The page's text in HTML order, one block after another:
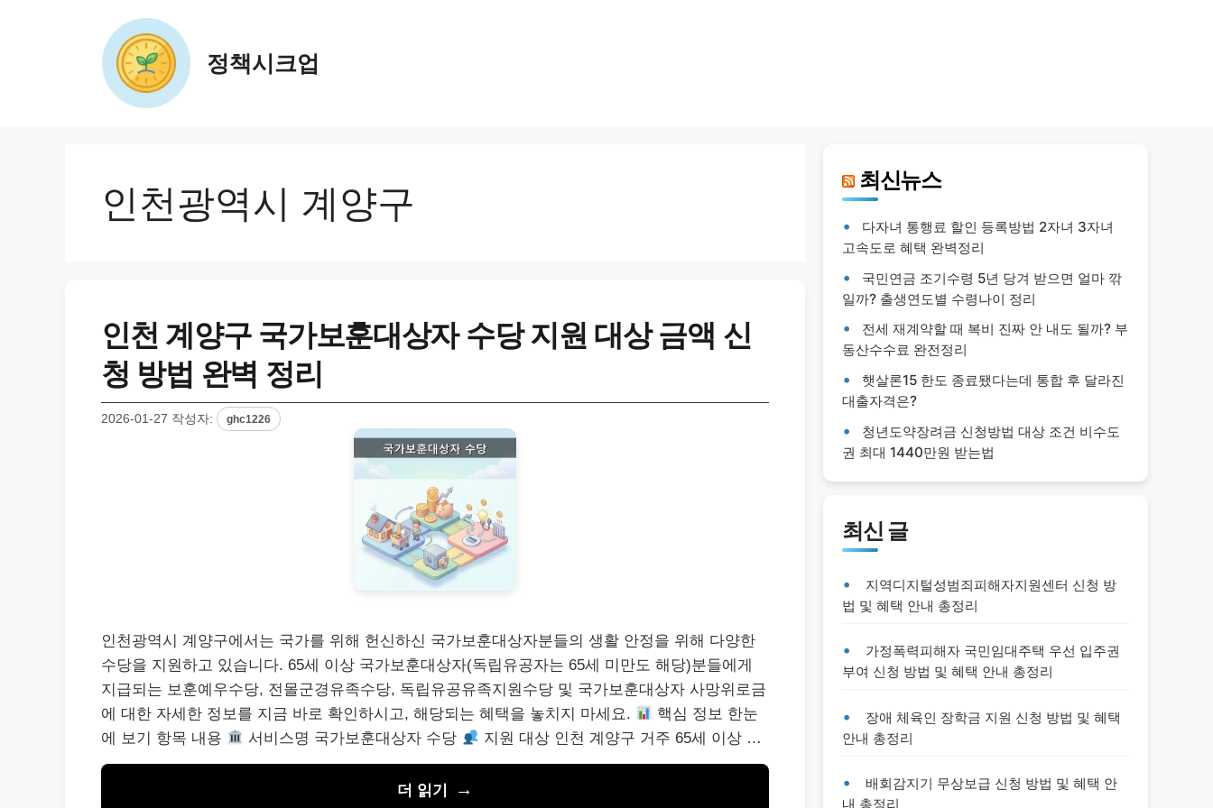
정책시크업
인천광역시 계양구
인천 계양구 국가보훈대상자 수당 지원 대상 금액 신
청 방법 완벽 정리
2026-01-27 작성자: ghc1226
인천광역시 계양구에서는 국가를 위해 헌신하신 국가보훈대상자분들의 생활 안정을 위해 다양한
수당을 지원하고 있습니다. 65세 이상 국가보훈대상자(독립유공자는 65세 미만도 해당)분들에게
지급되는 보훈예우수당, 전몰군경유족수당, 독립유공유족지원수당 및 국가보훈대상자 사망위로금
에 대한 자세한 정보를 지금 바로 확인하시고, 해당되는 혜택을 놓치지 마세요.
핵심 정보 한눈
에 보기 항목 내용
서비스명 국가보훈대상자 수당 지원 대상 인천 계양구 거주 65세 이상 …
더 읽기
최신뉴스
다자녀 통행료 할인 등록방법 2자녀 3자녀
고속도로 혜택 완벽정리
국민연금 조기수령 5년 당겨 받으면 얼마 깎
일까? 출생연도별 수령나이 정리
전세 재계약할 때 복비 진짜 안 내도 될까? 부
동산수수료 완전정리
햇살론15 한도 종료됐다는데 통합 후 달라진
대출자격은?
청년도약장려금 신청방법 대상 조건 비수도
권 최대 1440만원 받는법
최신 글
지역디지털성범죄피해자지원센터 신청 방
법 및 혜택 안내 총정리
가정폭력피해자 국민임대주택 우선 입주권
부여 신청 방법 및 혜택 안내 총정리
장애 체육인 장학금 지원 신청 방법 및 혜택
안내 총정리
배회감지기 무상보급 신청 방법 및 혜택 안
내 총정리